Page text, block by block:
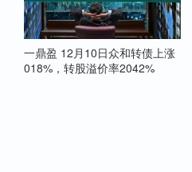
一鼎盈 12月10日众和转债上涨
018%，转股溢价率2042%